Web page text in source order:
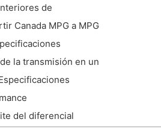
de
Canada MPG a MPG
la transmisión en un
del diferencial